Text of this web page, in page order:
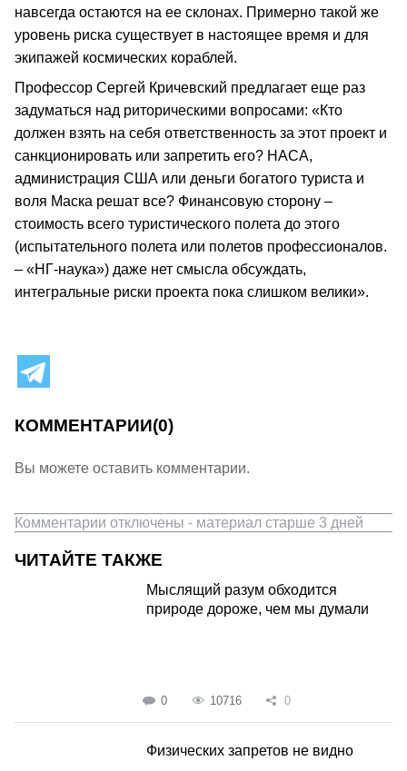
навсегда остаются на ее склонах. Примерно такой же
уровень риска существует в настоящее время и для
экипажей космических кораблей.
Профессор Сергей Кричевский предлагает еще раз
задуматься над риторическими вопросами: «Кто
должен взять на себя ответственность за этот проект и
санкционировать или запретить его? НАСА,
администрация США или деньги богатого туриста и
воля Маска решат все? Финансовую сторону –
стоимость всего туристического полета до этого
(испытательного полета или полетов профессионалов.
– «НГ-наука») даже нет смысла обсуждать,
интегральные риски проекта пока слишком велики».
КОММЕНТАРИИ(0)
Вы можете оставить комментарии.
Комментарии отключены - материал старше 3 дней
ЧИТАЙТЕ ТАКЖЕ
Мыслящий разум обходится
природе дороже, чем мы думали
0 10716 0
Физических запретов не видно